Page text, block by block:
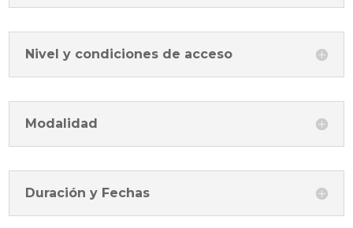
Nivel y condiciones de acceso
Modalidad
Duración y Fechas